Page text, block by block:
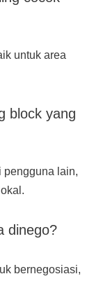
untuk area
block yang
pengguna lain,
dinego?
bernegosiasi,